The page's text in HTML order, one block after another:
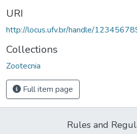
URI
http://locus.ufv.br/handle/
Collections
Zootecnia
Full item page
Rules and